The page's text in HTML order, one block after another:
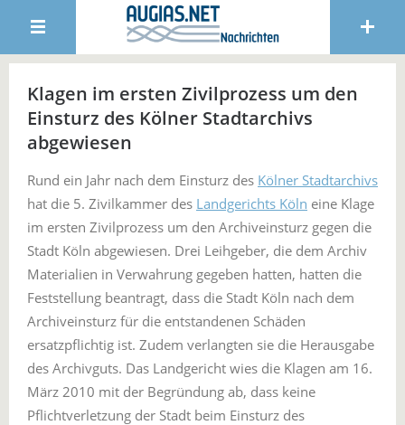
Klagen im ersten Zivilprozess um den
Einsturz des Kölner Stadtarchivs
abgewiesen
Rund ein Jahr nach dem Einsturz des Kölner Stadtarchivs
hat die 5. Zivilkammer des Landgerichts Köln eine Klage
im ersten Zivilprozess um den Archiveinsturz gegen die
Stadt Köln abgewiesen. Drei Leihgeber, die dem Archiv
Materialien in Verwahrung gegeben hatten, hatten die
Feststellung beantragt, dass die Stadt Köln nach dem
Archiveinsturz für die entstandenen Schäden
ersatzpflichtig ist. Zudem verlangten sie die Herausgabe
des Archivguts. Das Landgericht wies die Klagen am 16.
März 2010 mit der Begründung ab, dass keine
Pflichtverletzung der Stadt beim Einsturz des